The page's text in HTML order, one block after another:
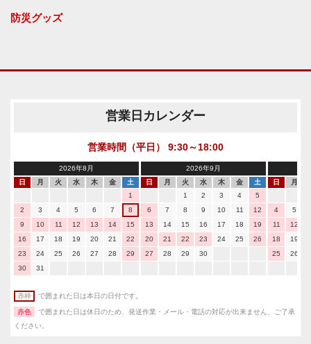
防災グッズ
営業日カレンダー
営業時間（平日） 9:30～18:00
2026年8月
日
月 火 水 木 金
土
1
2
3 4 5 6 7
8
9
10 11 12 13 14
15
16
17 18 19 20 21
22
23
24 25 26 27 28
29
30
31
2026年9月
日
月 火 水 木 金
土
1
2 3 4
5
6
7 8 9 10 11
12
13
14 15 16 17 18
19
20
21 22 23 24 25
26
27
28 29 30
日 月
4 5
11
12
18
19
25
26
赤枠 で囲まれた日は本日の日付です。
赤色
で囲まれた日は休日のため、発送作業・メール・電話の対応が出来ません、ご了承
ください。